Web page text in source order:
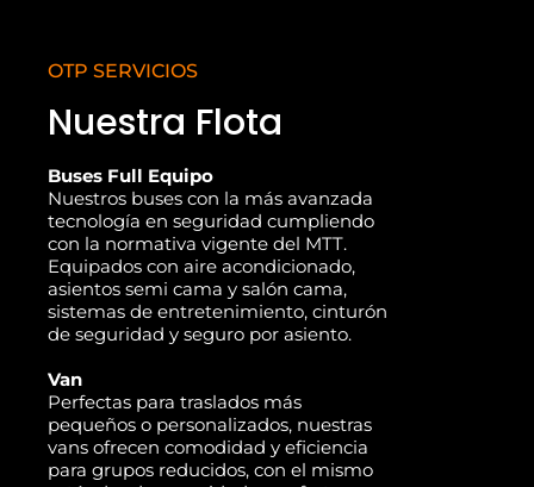
OTP SERVICIOS
Nuestra Flota
Buses Full Equipo
Nuestros buses con la más avanzada
tecnología en seguridad cumpliendo
con la normativa vigente del MTT.
Equipados con aire acondicionado,
asientos semi cama y salón cama,
sistemas de entretenimiento, cinturón
de seguridad y seguro por asiento.
Van
Perfectas para traslados más
pequeños o personalizados, nuestras
vans ofrecen comodidad y eficiencia
para grupos reducidos, con el mismo